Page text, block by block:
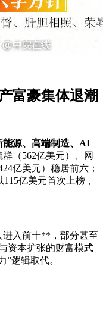
富豪集体退潮
能源、高端制造、AI
（562亿美元）、网
亿美元）稳居前六；
亿美元首次上榜，
入前十**，部分甚至
资本扩张的财富模式
”逻辑取代。